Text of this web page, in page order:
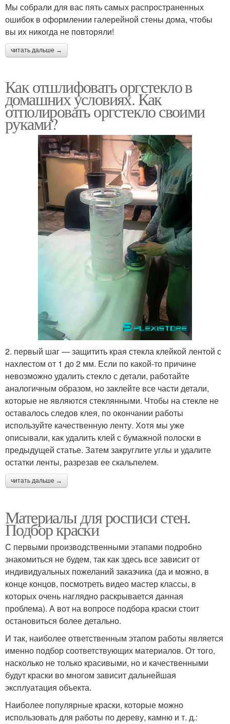
Мы собрали для вас пять самых распространенных
ошибок в оформлении галерейной стены дома, чтобы
вы их никогда не повторяли!
читать дальше →
Как отшлифовать оргстекло в
домашних условиях. Как
отполировать оргстекло своими
руками?
2. первый шаг — защитить края стекла клейкой лентой с
нахлестом от 1 до 2 мм. Если по какой-то причине
невозможно удалить стекло с детали, работайте
аналогичным образом, но заклейте все части детали,
которые не являются стеклянными. Чтобы на стекле не
оставалось следов клея, по окончании работы
используйте качественную ленту. Хотя мы уже
описывали, как удалить клей с бумажной полоски в
предыдущей статье. Затем закруглите углы и удалите
остатки ленты, разрезав ее скальпелем.
читать дальше →
Материалы для росписи стен.
Подбор краски
С первыми производственными этапами подробно
знакомиться не будем, так как здесь все зависит от
индивидуальных пожеланий заказчика (да и можно, в
конце концов, посмотреть видео мастер классы, в
которых очень наглядно раскрывается данная
проблема). А вот на вопросе подбора краски стоит
остановиться более детально.
И так, наиболее ответственным этапом работы является
именно подбор соответствующих материалов. От того,
насколько не только красивыми, но и качественными
будут краски во многом зависит дальнейшая
эксплуатация объекта.
Наиболее популярные краски, которые можно
использовать для работы по дереву, камню и т. д.: